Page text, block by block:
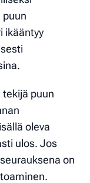
puun
ikääntyy
puun
oleva
ulos. Jos
on